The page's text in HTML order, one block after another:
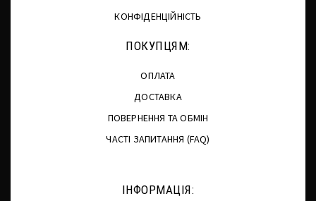
КОНФІДЕНЦІЙНІСТЬ
ПОКУПЦЯМ:
ОПЛАТА
ДОСТАВКА
ПОВЕРНЕННЯ ТА ОБМІН
ЧАСТІ ЗАПИТАННЯ (FAQ)
ІНФОРМАЦІЯ: